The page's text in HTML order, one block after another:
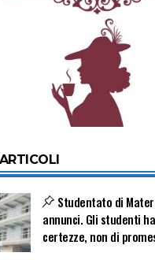
Studentato di
annunci. Gli studenti
certezze, non di